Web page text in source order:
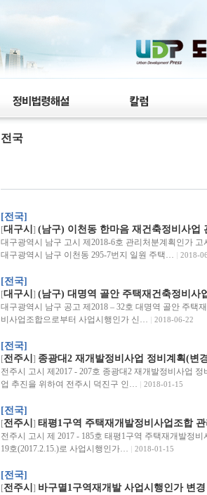
전국
[전국]
[대구시 ] (남구) 이천동 한마음 재건축정비사업
대구광역시 남구 고시 제2018-6호 관리처분계획인가
대구광역시 남구 이천동 295-7번지 일원 주택…
2018-
[전국]
[대구시 ] (남구) 대명역 골안 주택재건축정비사
대구광역시 남구 공고 제2018 – 32호 대명역 골안 주택
비사업조합으로부터 사업시행인가 신…
2018-06-22
[전국]
[전주시 ] 종광대2 재개발정비사업 정비계획(변
전주시 고시 제2017 - 207호 종광대2 재개발정비사업
업 추진을 위하여 전주시 덕진구 인…
2018-01-15
[전국]
[전주시 ] 태평1구역 주택재개발정비사업조합
전주시 고시 제 2017 - 185호 태평1구역 주택재개발정
19호(2017.2.15.)로 사업시행인가…
2018-01-15
[전국]
[전주시 ] 바구멸1구역재개발 사업시행인가 변